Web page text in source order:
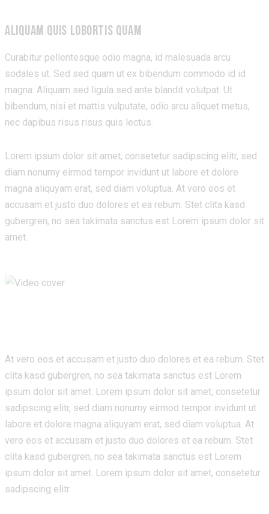
ALIQUAM QUIS LOBORTIS QUAM
Curabitur pellentesque odio magna, id malesuada arcu
sodales ut. Sed sed quam ut ex bibendum commodo id id
magna. Aliquam sed ligula sed ante blandit volutpat. Ut
bibendum, nisi et mattis vulputate, odio arcu aliquet metus,
nec dapibus risus risus quis lectus.
Lorem ipsum dolor sit amet, consetetur sadipscing elitr, sed
diam nonumy eirmod tempor invidunt ut labore et dolore
magna aliquyam erat, sed diam voluptua. At vero eos et
accusam et justo duo dolores et ea rebum. Stet clita kasd
gubergren, no sea takimata sanctus est Lorem ipsum dolor sit
amet.
At vero eos et accusam et justo duo dolores et ea rebum. Stet
clita kasd gubergren, no sea takimata sanctus est Lorem
ipsum dolor sit amet. Lorem ipsum dolor sit amet, consetetur
sadipscing elitr, sed diam nonumy eirmod tempor invidunt ut
labore et dolore magna aliquyam erat, sed diam voluptua. At
vero eos et accusam et justo duo dolores et ea rebum. Stet
clita kasd gubergren, no sea takimata sanctus est Lorem
ipsum dolor sit amet. Lorem ipsum dolor sit amet, consetetur
sadipscing elitr.